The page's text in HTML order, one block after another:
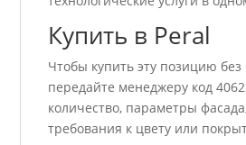
Купить в Peral
Чтобы купить эту позицию
передайте менеджеру код
количество, параметры
требования к цвету или